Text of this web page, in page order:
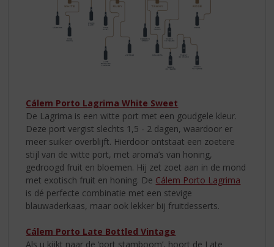
Cálem Porto Lagrima White Sweet
De Lagrima is een witte port met een goudgele kleur.
Deze port vergist slechts 1,5 - 2 dagen, waardoor er
meer suiker overblijft. Hierdoor ontstaat een zoetere
stijl van de witte port, met aroma’s van honing,
gedroogd fruit en bloemen. Hij zet zoet aan in de mond
met exotisch fruit en honing. De Cálem Porto Lagrima
is dé perfecte combinatie met een stevige
blauwaderkaas, maar ook lekker bij fruitdesserts.
Cálem Porto Late Bottled Vintage
Als u kijkt naar de ‘port stamboom’, hoort de Late